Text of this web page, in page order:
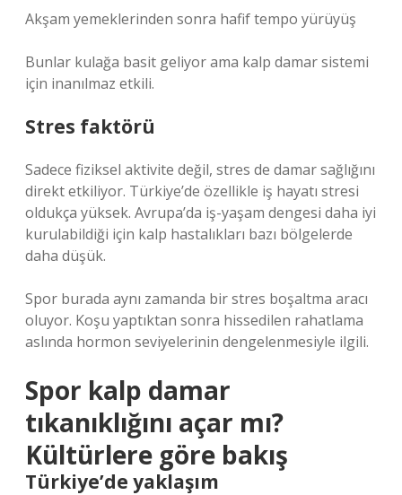
Akşam yemeklerinden sonra hafif tempo yürüyüş
Bunlar kulağa basit geliyor ama kalp damar sistemi
için inanılmaz etkili.
Stres faktörü
Sadece fiziksel aktivite değil, stres de damar sağlığını
direkt etkiliyor. Türkiye’de özellikle iş hayatı stresi
oldukça yüksek. Avrupa’da iş-yaşam dengesi daha iyi
kurulabildiği için kalp hastalıkları bazı bölgelerde
daha düşük.
Spor burada aynı zamanda bir stres boşaltma aracı
oluyor. Koşu yaptıktan sonra hissedilen rahatlama
aslında hormon seviyelerinin dengelenmesiyle ilgili.
Spor kalp damar
tıkanıklığını açar mı?
Kültürlere göre bakış
Türkiye’de yaklaşım